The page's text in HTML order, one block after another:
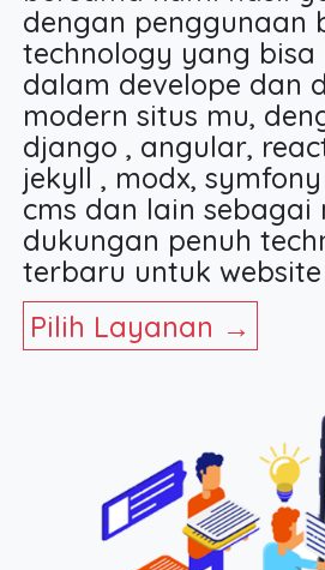
dengan penggunaan
technology yang bisa
dalam develope dan
modern situs mu,
django , angular,
jekyll , modx,
cms dan lain sebagai
dukungan penuh
terbaru untuk
Pilih Layanan →